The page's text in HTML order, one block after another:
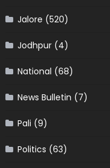
Jalore (520)
Jodhpur(4)
National (68)
News Bulletin (7)
Pali (9)
Politics (63)